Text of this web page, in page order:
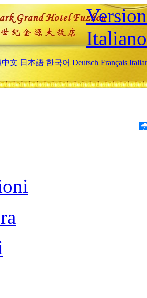
Italiano
文 日本語 한국어 Deutsch Français